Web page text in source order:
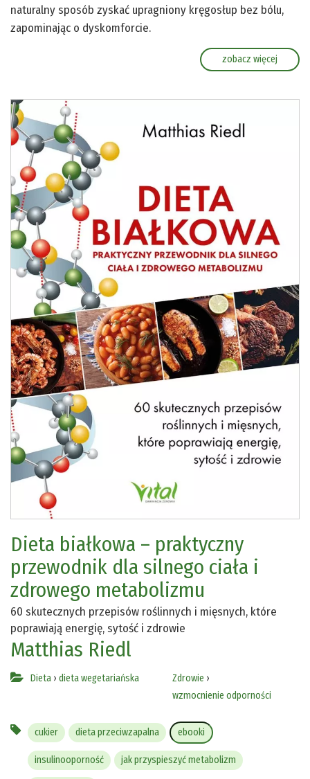
naturalny sposób zyskać upragniony kręgosłup bez bólu,
zapominając o dyskomforcie.
zobacz więcej
Dieta białkowa – praktyczny
przewodnik dla silnego ciała i
zdrowego metabolizmu
60 skutecznych przepisów roślinnych i mięsnych, które
poprawiają energię, sytość i zdrowie
Matthias Riedl
Dieta › dieta wegetariańska Zdrowie ›
wzmocnienie odporności
cukier dieta przeciwzapalna ebooki
insulinooporność jak przyspieszyć metabolizm